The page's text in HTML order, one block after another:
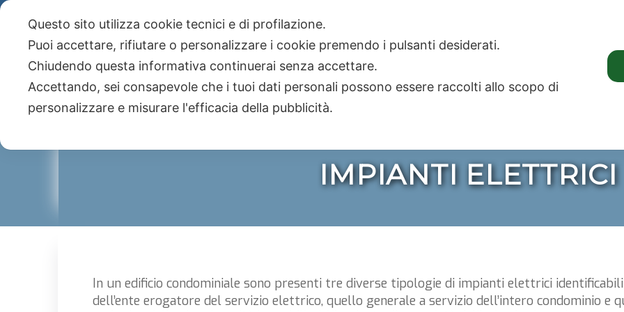
NEWS Newsletter
Telefono +39 051 590943 - Studio Paone S.rl. Consulenze e Amministrazioni Immobiliari e Condominiali
AMMINISTRAZIONI
IMPIANTI ELETTRICI
In un edificio condominiale sono presenti tre diverse tipologie di impianti elettrici
dell’ente erogatore del servizio elettrico, quello generale a servizio dell’intero condominio e
Questo sito utilizza cookie tecnici e di profilazione.
Puoi accettare, rifiutare o personalizzare i cookie premendo i pulsanti desiderati.
Chiudendo questa informativa continuerai senza accettare.
Accettando, sei consapevole che i tuoi dati personali possono essere raccolti allo scopo di
personalizzare e misurare l'efficacia della pubblicità.